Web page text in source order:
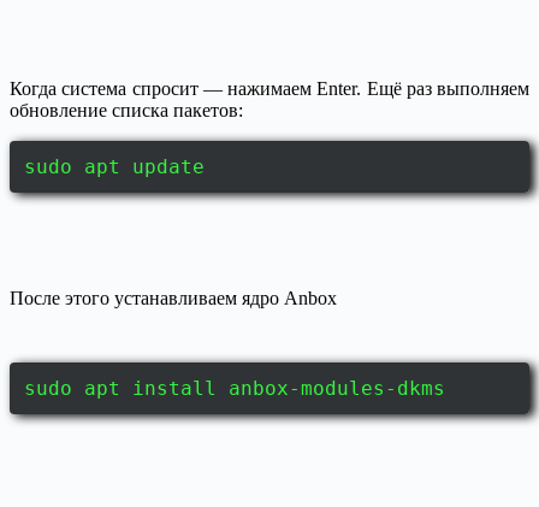
Когда система спросит — нажимаем Enter. Ещё раз выполняем
обновление списка пакетов:
sudo apt update
После этого устанавливаем ядро Anbox
sudo apt install anbox-modules-dkms